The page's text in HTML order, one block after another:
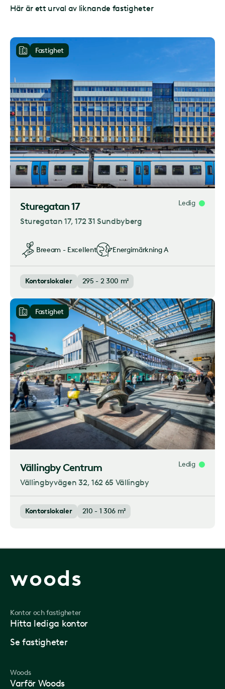
Här är ett urval av liknande fastigheter
Fastighet
Sturegatan 17 Ledig
Sturegatan 17, 172 31 Sundbyberg
Breeam - Excellent Energimärkning A
Kontorslokaler 295 - 2 300 m²
Fastighet
Vällingby Centrum Ledig
Vällingbyvägen 32, 162 65 Vällingby
Kontorslokaler 210 - 1 306 m²
woods
Kontor och fastigheter
Hitta lediga kontor
Se fastigheter
Woods
Varför Woods